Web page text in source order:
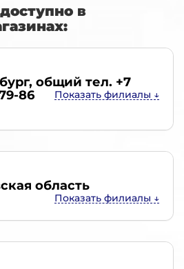
в
, общий тел. +7
86
область